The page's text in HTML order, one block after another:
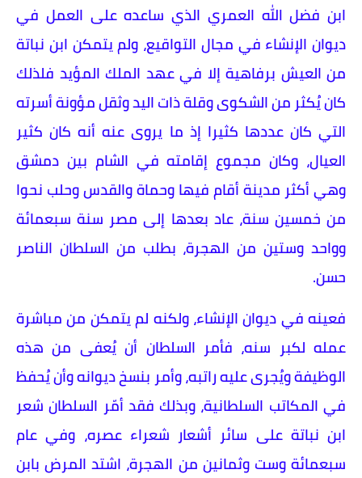
ابن فضل الله العمري الذي ساعده على العمل في
ديوان الإنشاء في مجال التواقيع، ولم يتمكن ابن نباتة
من العيش برفاهية إلا في عهد الملك المؤيد فلذلك
كان يُكثر من الشكوى وقلة ذات اليد وثقل مؤونة أسرته
التي كان عددها كثيرا إذ ما يروى عنه أنه كان كثير
العيال، وكان مجموع إقامته في الشام بين دمشق
وهي أكثر مدينة أقام فيها وحماة والقدس وحلب نحوا
من خمسين سنة، عاد بعدها إلى مصر سنة سبعمائة
وواحد وستين من الهجرة، بطلب من السلطان الناصر
حسن.
فعينه في ديوان الإنشاء، ولكنه لم يتمكن من مباشرة
عمله لكبر سنه، فأمر السلطان أن يُعفى من هذه
الوظيفة ويُجرى عليه راتبه، وأمر بنسخ ديوانه وأن يُحفظ
في المكاتب السلطانية، وبذلك فقد أمّر السلطان شعر
ابن نباتة على سائر أشعار شعراء عصره، وفي عام
سبعمائة وست وثمانين من الهجرة، اشتد المرض بابن